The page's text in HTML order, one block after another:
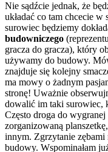
Nie sądźcie jednak, że
układać co tam chcecie
surowiec będziemy
budowniczego
gracza do gracza), który
używamy do budowy.
znajduje się kolejny
ma mowy o żadnym
stronę! Uważnie
dowalić im taki surowiec,
Często droga do
zorganizowaną
innym. Zgrzytanie zębami
budowy. Wspominałam